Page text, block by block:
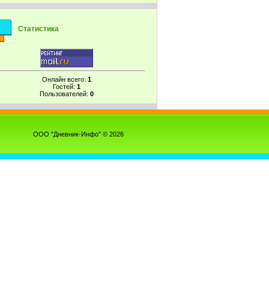
Статистика
Онлайн всего: 1
Гостей: 1
Пользователей: 0
ООО "Дневник-Инфо" © 2026